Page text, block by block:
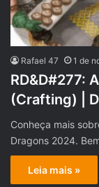
Rafael 47 1 de
RD&D#277:
(Crafting) |
Conheça mais
Dragons 2024.
Leia mais »